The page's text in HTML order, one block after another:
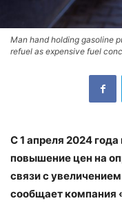
Man hand holding gasoline
refuel as expensive fuel
С 1 апреля 2024
повышение цен на
связи с
сообщает компания